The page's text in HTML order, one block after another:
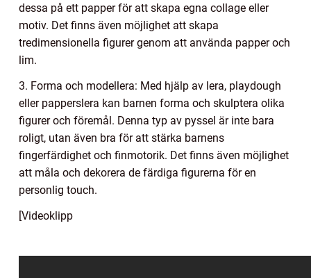
dessa på ett papper för att skapa egna collage eller
motiv. Det finns även möjlighet att skapa
tredimensionella figurer genom att använda papper och
lim.
3. Forma och modellera: Med hjälp av lera, playdough
eller papperslera kan barnen forma och skulptera olika
figurer och föremål. Denna typ av pyssel är inte bara
roligt, utan även bra för att stärka barnens
fingerfärdighet och finmotorik. Det finns även möjlighet
att måla och dekorera de färdiga figurerna för en
personlig touch.
[Videoklipp